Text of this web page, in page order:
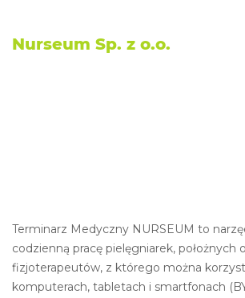
Nurseum Sp. z o.o.
Terminarz Medyczny NURSEUM to
codzienną pracę pielęgniarek, położnych
fizjoterapeutów, z którego można
komputerach, tabletach i smartfonach